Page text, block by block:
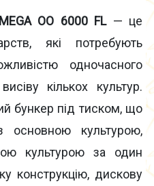
OO 6000 FL— це
які потребують
одночасного
кількох культур.
бункер під тиском, що
основною культурою,
культурою за один
конструкцію, дискову